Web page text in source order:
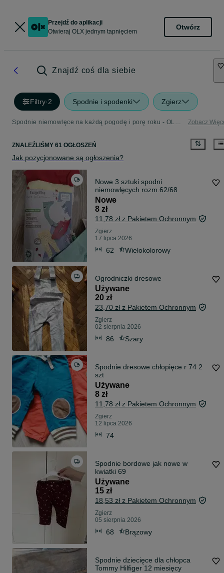
Przejdź do aplikacji
Otwieraj OLX jednym tapnięciem
Otwórz
Znajdź coś dla siebie
Filtry·2 Spodnie i spodenki Zgierz
Spodnie niemowlęce na każdą pogodę i porę roku - OLX.pl Zobacz
ZNALEŹLIŚMY 61 OGŁOSZEŃ
Jak pozycjonowane są ogłoszenia?
Nowe 3 sztuki spodni
niemowlęcych rozm.62/68
Nowe
8 zł
11,78 zł z Pakietem Ochronnym
Zgierz
17 lipca 2026
62 Wielokolorowy
Ogrodniczki dresowe
Używane
20 zł
23,70 zł z Pakietem Ochronnym
Zgierz
02 sierpnia 2026
86 Szary
Spodnie dresowe chłopięce r 74 2
szt
Używane
8 zł
11,78 zł z Pakietem Ochronnym
Zgierz
12 lipca 2026
74
Spodnie bordowe jak nowe w
kwiatki 69
Używane
15 zł
18,53 zł z Pakietem Ochronnym
Zgierz
05 sierpnia 2026
68 Brązowy
Spodnie dziecięce dla chłopca
Tommy Hilfiger 12 miesięcy